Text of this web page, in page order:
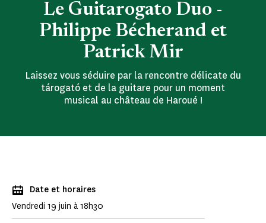
Le Guitarogato Duo -
Philippe Bécherand et
Patrick Mir
Laissez vous séduire par la rencontre délicate du
tárogató et de la guitare pour un moment
musical au château de Haroué !
Date et horaires
Vendredi 19 juin à 18h30